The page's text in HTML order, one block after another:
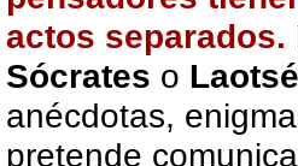
actos separados.
Sócrates o Laotsé
anécdotas,
pretende